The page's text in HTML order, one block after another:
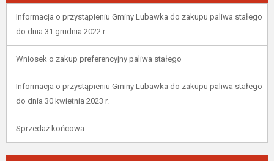
Informacja o przystąpieniu Gminy Lubawka do zakupu paliwa stałego
do dnia 31 grudnia 2022 r.
Wniosek o zakup preferencyjny paliwa stałego
Informacja o przystąpieniu Gminy Lubawka do zakupu paliwa stałego
do dnia 30 kwietnia 2023 r.
Sprzedaż końcowa